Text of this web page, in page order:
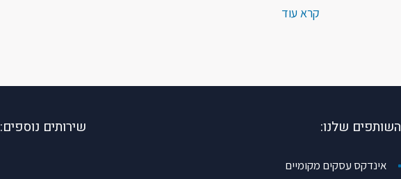
קרא עוד
השותפים שלנו:
אינדקס עסקים מקומיים
שירותים נוספים: